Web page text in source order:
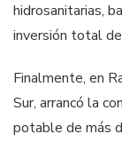
hidrosanitarias,
inversión total
Finalmente, en
Sur, arrancó la
potable de más